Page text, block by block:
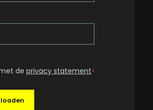
deprivacy statement*